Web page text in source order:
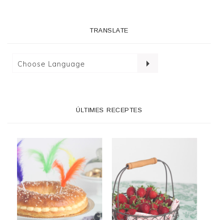
TRANSLATE
ÚLTIMES RECEPTES